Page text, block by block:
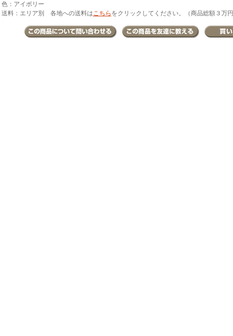
色：アイボリー
送料：エリア別 各地への送料はこちら をクリックしてください。（商品総額３万